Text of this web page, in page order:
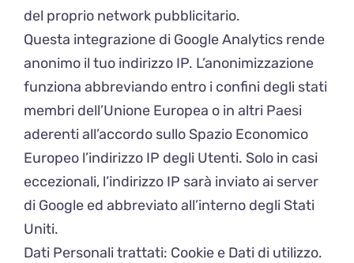
del proprio network pubblicitario.
Questa integrazione di Google Analytics rende
anonimo il tuo indirizzo IP. L’anonimizzazione
funziona abbreviando entro i confini degli stati
membri dell’Unione Europea o in altri Paesi
aderenti all’accordo sullo Spazio Economico
Europeo l’indirizzo IP degli Utenti. Solo in casi
eccezionali, l’indirizzo IP sarà inviato ai server
di Google ed abbreviato all’interno degli Stati
Uniti.
Dati Personali trattati: Cookie e Dati di utilizzo.